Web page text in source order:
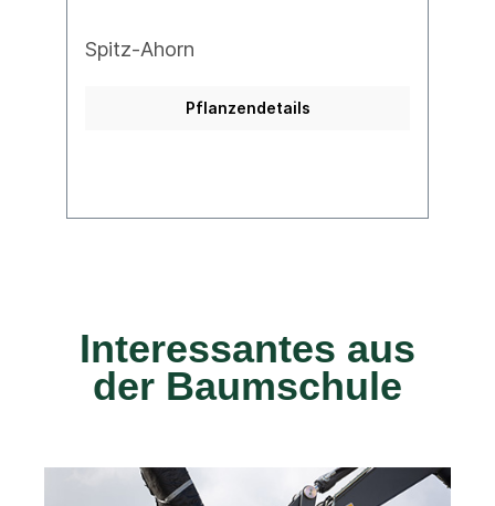
Spitz-Ahorn
Pflanzendetails
Interessantes aus
der Baumschule